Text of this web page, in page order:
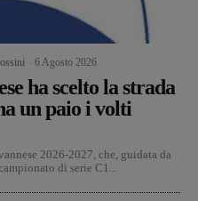
6 Agosto 2026
ha scelto la strada
un paio i volti
2026-2027, che, guidata da
di serie C1...